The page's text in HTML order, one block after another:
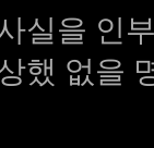
실을 인
했 없을